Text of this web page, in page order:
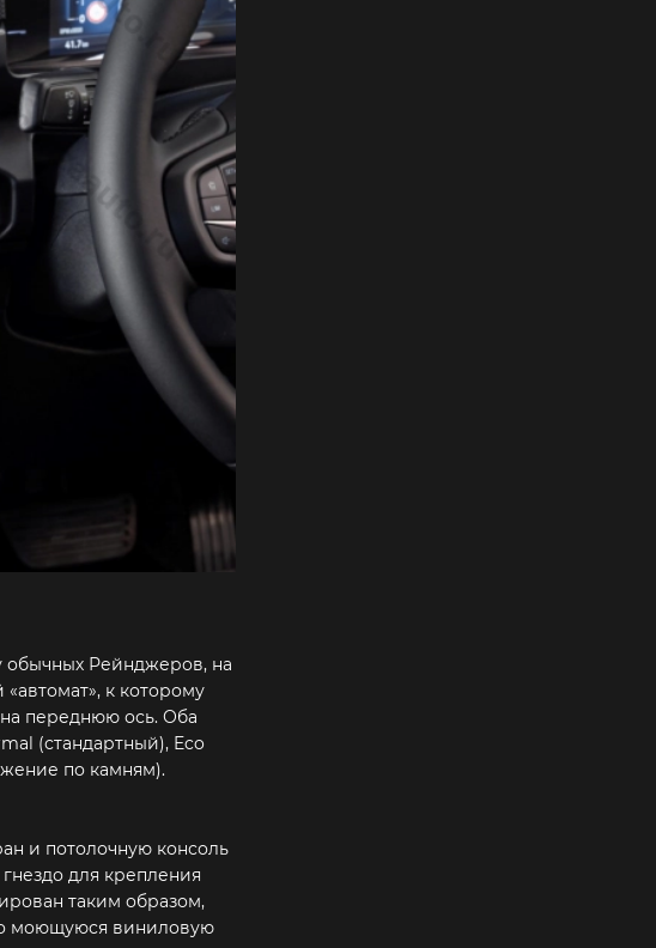
обычных Рейнджеров, на
к которому
на переднюю ось. Оба
(стандартный), Eco
по камням).
и потолочную консоль
для крепления
таким образом,
моющуюся виниловую